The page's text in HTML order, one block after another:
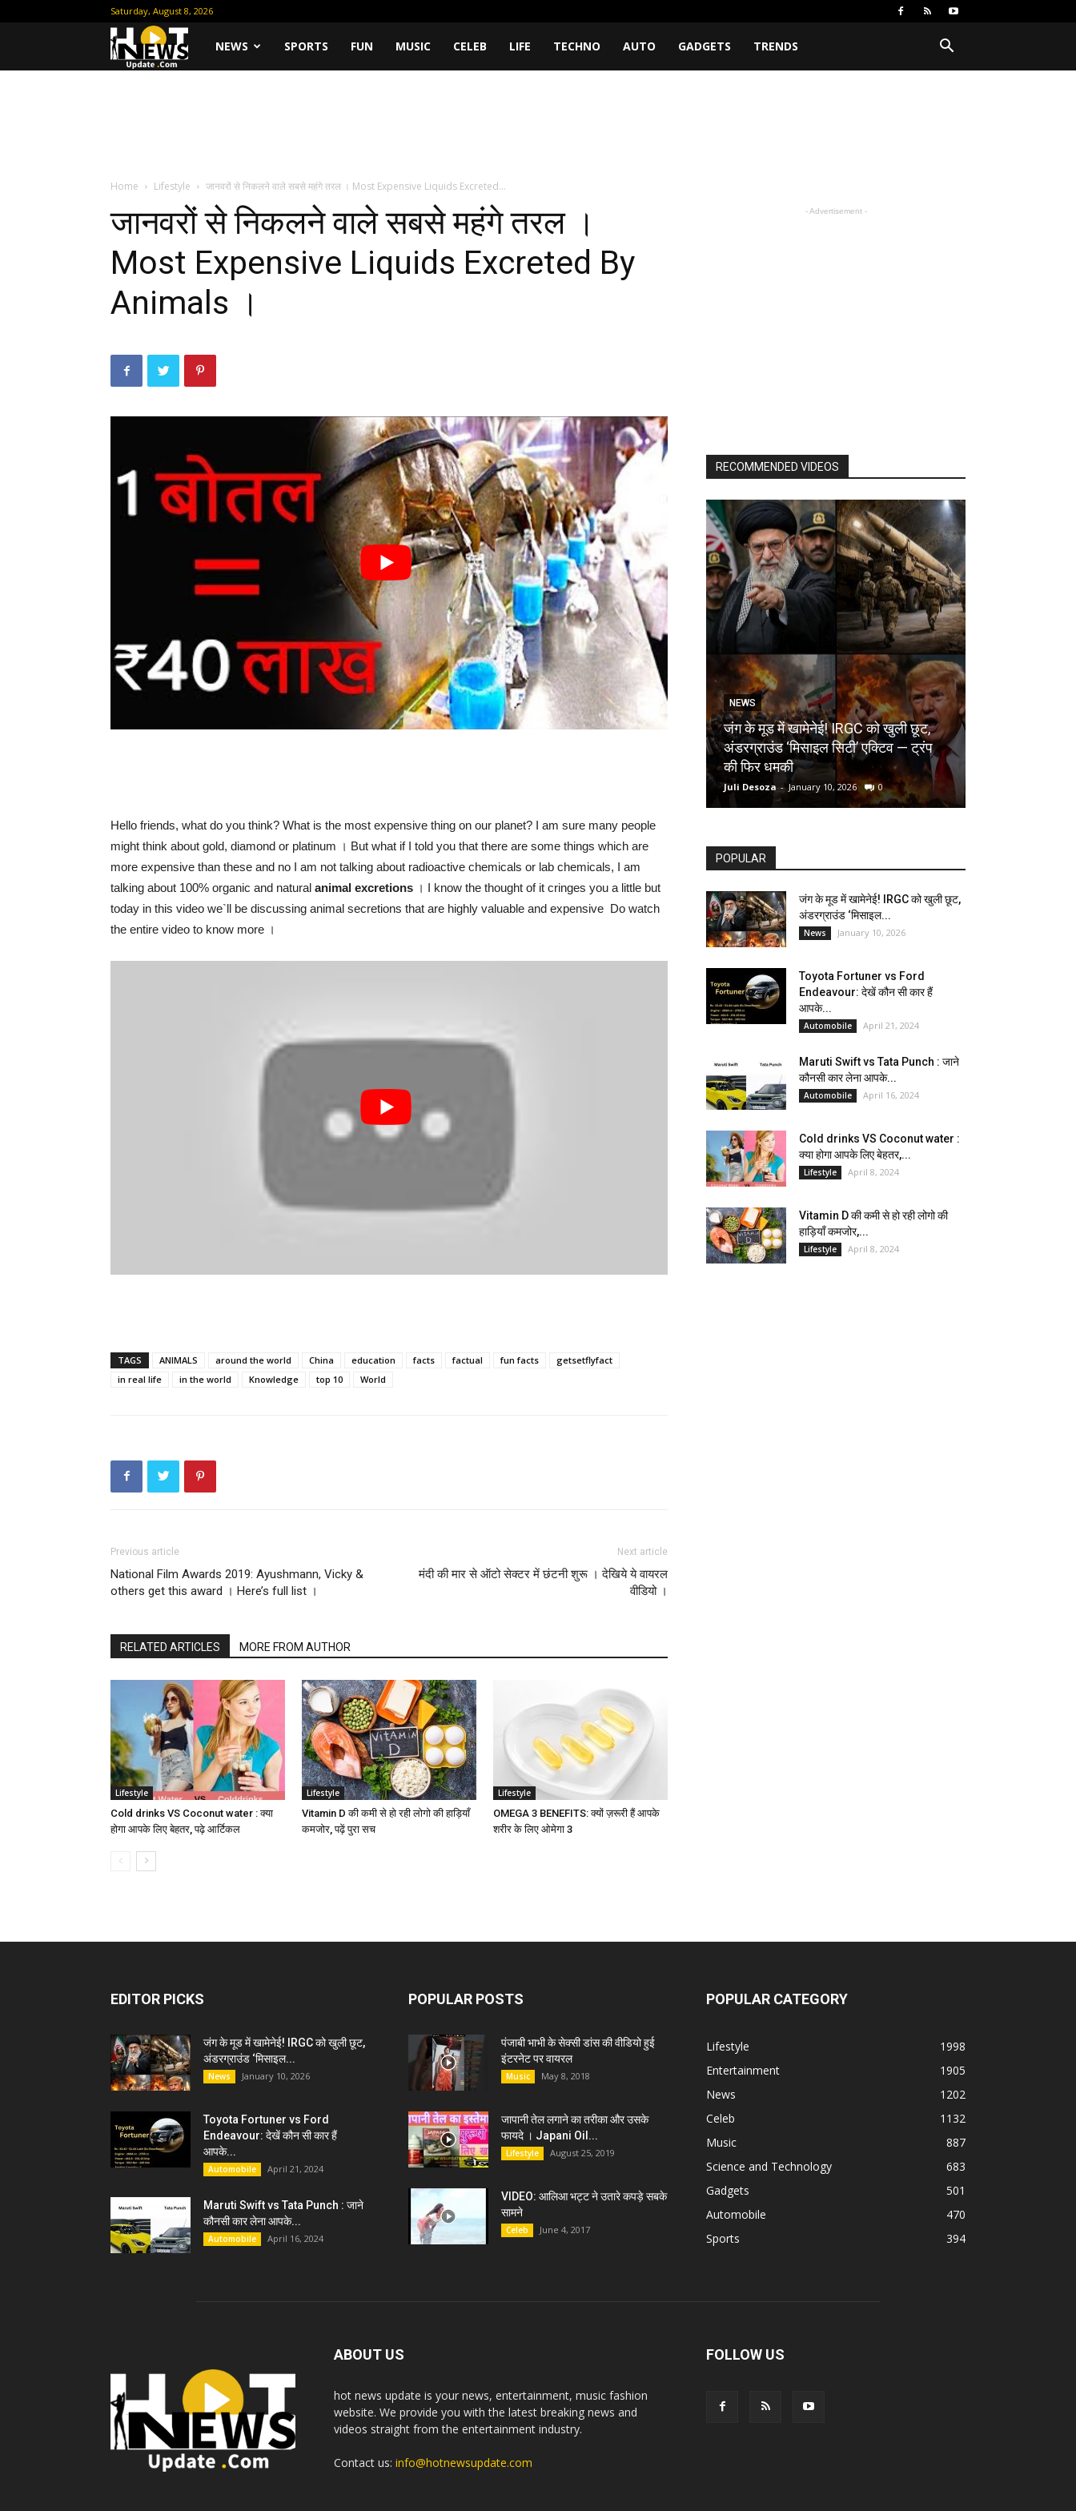
Saturday, August 8, 2026
HotNEWS SPORTS FUN MUSIC CELEB LIFE TECHNO AUTO GADGETS TRENDS
Home Lifestyle जानवरों से निकलने वाले सबसे महंगे तरल । Most Expensive Liquids Excreted...
जानवरों से निकलने वाले सबसे महंगे तरल ।
Most Expensive Liquids Excreted By
Animals ।
Hello friends, what do you think? What is the most expensive thing on our planet? I am sure many people
might think about gold, diamond or platinum । But what if I told you that there are some things which are
more expensive than these and no I am not talking about radioactive chemicals or lab chemicals, I am
talking about 100% organic and natural animal excretions । I know the thought of it cringes you a little but
today in this video we`ll be discussing animal secretions that are highly valuable and expensive Do watch
the entire video to know more ।
TAGS ANIMALS around the world China education facts factual fun facts
getsetflyfact
in real life
in the world Knowledge top 10 World
Previous article
National Film Awards 2019: Ayushmann, Vicky &
others get this award । Here’s full list ।
Next article
मंदी की मार से ऑटो सेक्टर में छंटनी शुरू । देखिये ये वायरल
वीडियो ।
RELATED ARTICLES MORE FROM AUTHOR
Lifestyle
Cold drinks VS Coconut water : क्या
होगा आपके लिए बेहतर, पढ़े आर्टिकल
Lifestyle
Vitamin D की कमी से हो रही लोगो की हाड़ियाँ
कमजोर, पढ़ें पुरा सच
Lifestyle
OMEGA 3 BENEFITS: क्यों ज़रूरी हैं आपके
शरीर के लिए ओमेगा 3
- Advertisement -
RECOMMENDED VIDEOS
NEWS
जंग के मूड में खामेनेई! IRGC को खुली छूट,
अंडरग्राउंड ‘मिसाइल सिटी’ एक्टिव — ट्रंप
की फिर धमकी
Juli Desoza - January 10, 2026 0
POPULAR
जंग के मूड में खामेनेई! IRGC को खुली छूट,
अंडरग्राउंड ‘मिसाइल...
News January 10, 2026
Toyota Fortuner vs Ford
Endeavour: देखें कौन सी कार हैं
आपके...
Automobile April 21, 2024
Maruti Swift vs Tata Punch : जाने
कौनसी कार लेना आपके...
Automobile April 16, 2024
Cold drinks VS Coconut water :
क्या होगा आपके लिए बेहतर,...
Lifestyle April 8, 2024
Vitamin D की कमी से हो रही लोगो की
हाड़ियाँ कमजोर,...
Lifestyle April 8, 2024
EDITOR PICKS
जंग के मूड में खामेनेई! IRGC को खुली छूट,
अंडरग्राउंड ‘मिसाइल...
News January 10, 2026
Toyota Fortuner vs Ford
Endeavour: देखें कौन सी कार हैं
आपके...
Automobile April 21, 2024
Maruti Swift vs Tata Punch : जाने
कौनसी कार लेना आपके...
Automobile April 16, 2024
POPULAR POSTS
पंजाबी भाभी के सेक्सी डांस की वीडियो हुई
इंटरनेट पर वायरल
Music May 8, 2018
जापानी तेल लगाने का तरीका और उसके
फायदे । Japani Oil...
Lifestyle August 25, 2019
VIDEO: आलिआ भट्ट ने उतारे कपड़े सबके
सामने
Celeb June 4, 2017
POPULAR CATEGORY
Lifestyle
1998
Entertainment
1905
News
1202
Celeb
1132
Music
887
Science and Technology
683
Gadgets
501
Automobile
470
Sports
394
ABOUT US
hot news update is your news, entertainment, music fashion
website. We provide you with the latest breaking news and
videos straight from the entertainment industry.
Contact us: info@hotnewsupdate.com
FOLLOW US